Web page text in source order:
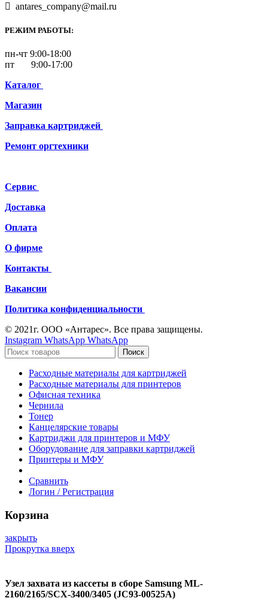
antares_company@mail.ru
РЕЖИМ РАБОТЫ:
пн-чт 9:00-18:00
пт 9:00-17:00
Каталог
Магазин
Заправка картриджей
Ремонт оргтехники
Сервис
Доставка
Оплата
О фирме
Контакты
Вакансии
Политика конфиденциальности
© 2021г. ООО «Антарес». Все права защищены.
Instagram WhatsApp WhatsApp
Поиск
Расходные материалы для картриджей
Расходные материалы для принтеров
Офисная техника
Чернила
Тонер
Канцелярские товары
Картриджи для принтеров и МФУ
Оборудование для заправки картриджей
Принтеры и МФУ
Сравнить
Логин / Регистрация
Корзина
закрыть
Прокрутка вверх
Узел захвата из кассеты в сборе Samsung ML-
2160/2165/SCX-3400/3405 (JC93-00525A)